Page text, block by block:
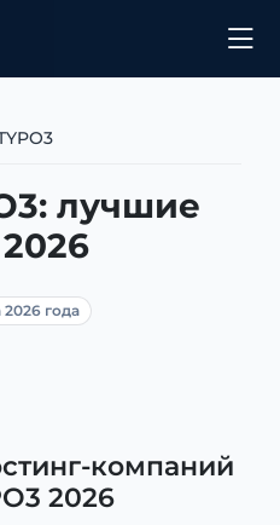
лучшие
2026 года
компаний
2026